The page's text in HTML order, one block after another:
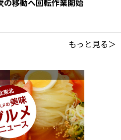
もっと見る＞